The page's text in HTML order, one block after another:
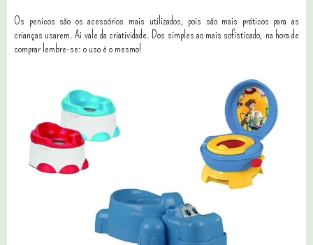
Os penicos são os acessórios mais utilizados, pois são mais práticos para as
crianças usarem. Ai vale da criatividade. Dos simples ao mais sofisticado, na hora de
comprar lembre-se: o uso é o mesmo!